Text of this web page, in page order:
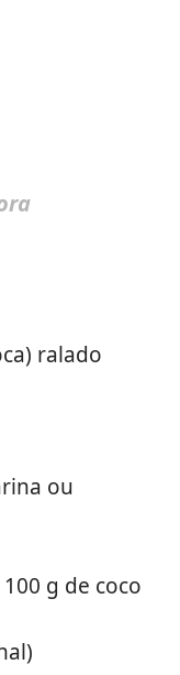
ralado
ou
g de coco